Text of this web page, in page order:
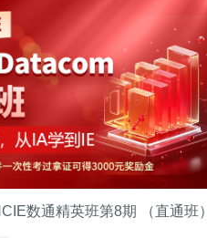
数通精英班第8期 （直通班）